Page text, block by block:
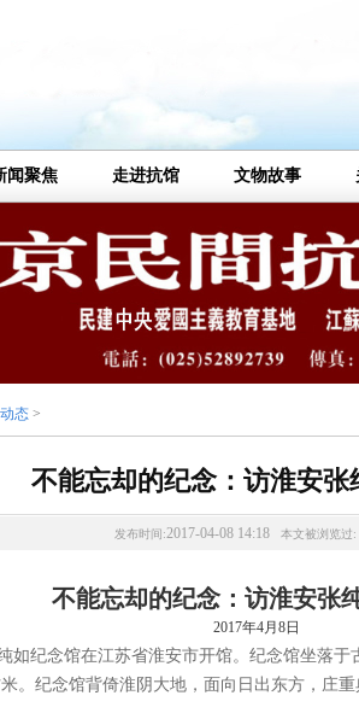
闻聚焦 走进抗馆 文物故事
态 >
不能忘却的纪念：访淮安张
发布时间:2017-04-08 14:18 本文被浏览过:
不能忘却的纪念：访淮安张
2017年4月8日
纪念馆在江苏省淮安市开馆。纪念馆坐落于
。纪念馆背倚淮阴大地，面向日出东方，庄重